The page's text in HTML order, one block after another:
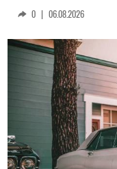
0 | 06.08.2026